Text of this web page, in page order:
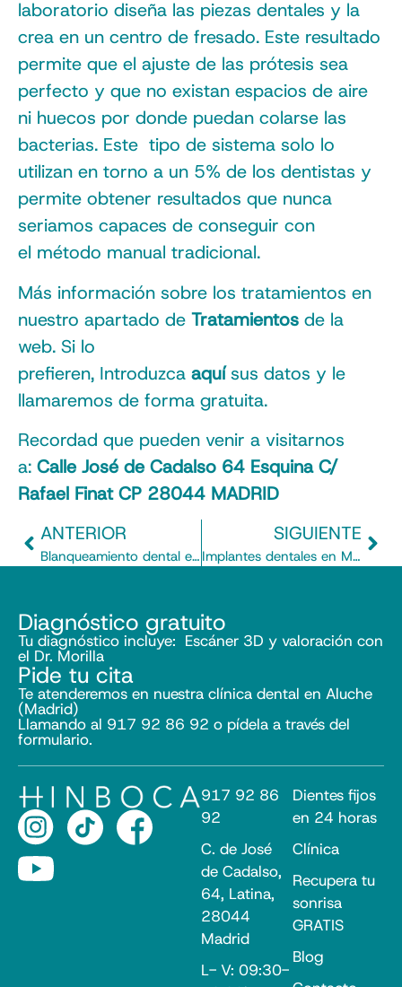
laboratorio diseña las piezas dentales y la
crea en un centro de fresado. Este resultado
permite que el ajuste de las prótesis sea
perfecto y que no existan espacios de aire
ni huecos por donde puedan colarse las
bacterias. Este tipo de sistema solo lo
utilizan en torno a un 5% de los dentistas y
permite obtener resultados que nunca
seriamos capaces de conseguir con
el método manual tradicional.
Más información sobre los tratamientos en
nuestro apartado de Tratamientos de la
web. Si lo
prefieren, Introduzca aquísus datos y le
llamaremos de forma gratuita.
Recordad que pueden venir a visitarnos
a: Calle José de Cadalso 64 Esquina C/
Rafael Finat CP 28044 MADRID
ANTERIOR
Blanqueamiento dental en Madrid. Los dientes blancos no existen, el color varia.
SIGUIENTE
Implantes dentales en Madrid, Carabanchel, Aluche de calidad
Diagnóstico gratuito
Tu diagnóstico incluye: Escáner 3D y valoración con
el Dr. Morilla
Pide tu cita
Te atenderemos en nuestra clínica dental en Aluche
(Madrid)
Llamando al 917 92 86 92 o pídela a través del
formulario.
917 92 86
92
C. de José
de Cadalso,
64, Latina,
28044
Madrid
L- V: 09:30-
Dientes fijos
en 24 horas
Clínica
Recupera tu
sonrisa
GRATIS
Blog